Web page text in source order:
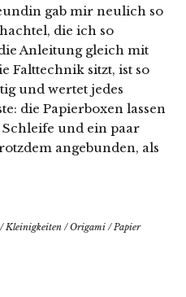
gab mir neulich so
die ich so
Anleitung gleich mit
Falttechnik sitzt, ist so
und wertet jedes
die Papierboxen lassen
und ein paar
angebunden, als
/ Kleinigkeiten /Origami / Papier